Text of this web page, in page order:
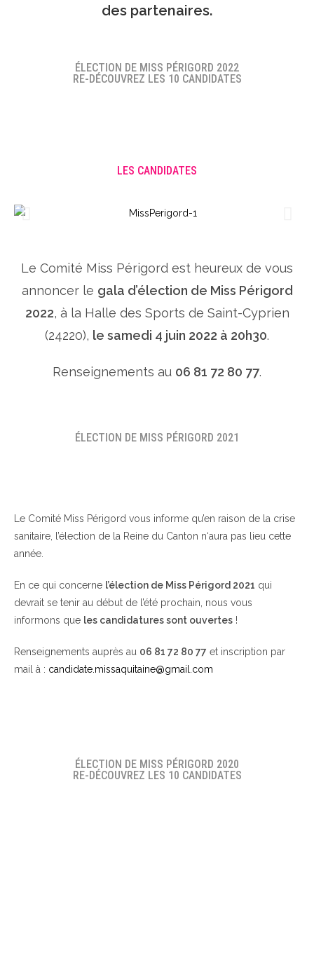
des partenaires.
ÉLECTION DE MISS PÉRIGORD 2022
RE-DÉCOUVREZ LES 10 CANDIDATES
LES CANDIDATES
Le Comité Miss Périgord est heureux de vous
annoncer le gala d’élection de Miss Périgord
2022, à la Halle des Sports de Saint-Cyprien
(24220), le samedi 4 juin 2022 à 20h30.
Renseignements au 06 81 72 80 77.
ÉLECTION DE MISS PÉRIGORD 2021
Le Comité Miss Périgord vous informe qu’en raison de la crise
sanitaire, l’élection de la Reine du Canton n‘aura pas lieu cette
année.
En ce qui concerne l’élection de Miss Périgord 2021 qui
devrait se tenir au début de l’été prochain, nous vous
informons que les candidatures sont ouvertes !
Renseignements auprès au 06 81 72 80 77 et inscription par
mail à : candidate.missaquitaine@gmail.com
ÉLECTION DE MISS PÉRIGORD 2020
RE-DÉCOUVREZ LES 10 CANDIDATES